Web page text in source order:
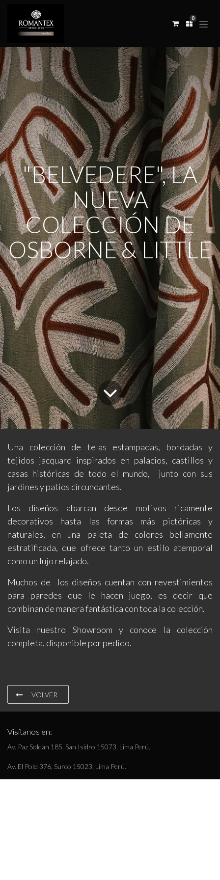
0
"BELVEDERE", LA
NUEVA
COLECCIÓN DE
OSBORNE & LITTLE
Una colección de telas estampadas, bordadas y
tejidos jacquard inspirados en palacios, castillos y
casas históricas de todo el mundo, junto con sus
jardines y patios circundantes.
Los diseños abarcan desde motivos ricamente
decorativos hasta las formas más pictóricas y
naturales, en una paleta de colores bellamente
estratificada, que ofrece tanto un estilo atemporal
como un lujo relajado.
Muchos de los diseños cuentan con revestimientos
para paredes que le hacen juego, es decir que
combinan de manera fantástica con toda la colección.
Visita nuestro Showroom y conoce la colección
completa, disponible por pedido.
VOLVER
Visítanos en:
Av. Paz Soldán 185, San Isidro 15073, Lima Perú.
Av. El Polo 376, Surco 15023, Lima Perú.